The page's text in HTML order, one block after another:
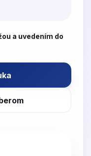
a uvedením do